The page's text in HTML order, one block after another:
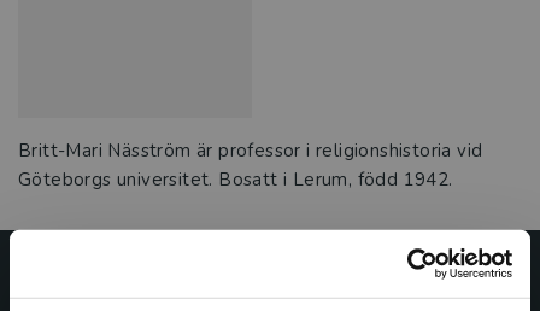
Britt-Mari Näsström är professor i religionshistoria vid
Göteborgs universitet. Bosatt i Lerum, född 1942.
Studentlitteratur